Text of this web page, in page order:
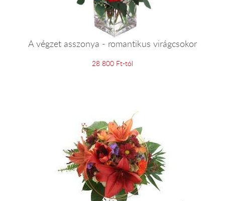
A végzet asszonya - romantikus virágcsokor
28 800 Ft-tól